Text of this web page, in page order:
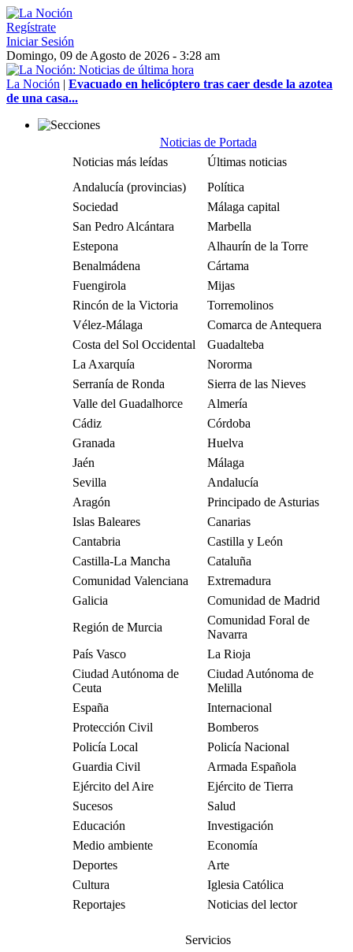
Regístrate
Iniciar Sesión
Domingo, 09 de Agosto de 2026 - 3:28 am
La Noción | Evacuado en helicóptero tras caer desde la azotea
de una casa...
Noticias de Portada
Noticias más leídas
Últimas noticias
Andalucía (provincias)
Política
Sociedad
Málaga capital
San Pedro Alcántara
Marbella
Estepona
Alhaurín de la Torre
Benalmádena
Cártama
Fuengirola
Mijas
Rincón de la Victoria
Torremolinos
Vélez-Málaga
Comarca de Antequera
Costa del Sol Occidental
Guadalteba
La Axarquía
Nororma
Serranía de Ronda
Sierra de las Nieves
Valle del Guadalhorce
Almería
Cádiz
Córdoba
Granada
Huelva
Jaén
Málaga
Sevilla
Andalucía
Aragón
Principado de Asturias
Islas Baleares
Canarias
Cantabria
Castilla y León
Castilla-La Mancha
Cataluña
Comunidad Valenciana
Extremadura
Galicia
Comunidad de Madrid
Región de Murcia
Comunidad Foral de
Navarra
País Vasco
La Rioja
Ciudad Autónoma de
Ceuta
Ciudad Autónoma de
Melilla
España
Internacional
Protección Civil
Bomberos
Policía Local
Policía Nacional
Guardia Civil
Armada Española
Ejército del Aire
Ejército de Tierra
Sucesos
Salud
Educación
Investigación
Medio ambiente
Economía
Deportes
Arte
Cultura
Iglesia Católica
Reportajes
Noticias del lector
Servicios